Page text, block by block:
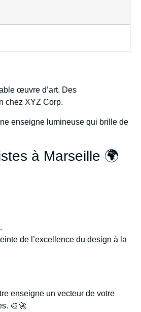
œuvre d’art. Des
chez XYZ Corp.
enseigne lumineuse qui brille de
à Marseille 🌍
de l’excellence du design à la
enseigne un vecteur de votre
🎨🚀